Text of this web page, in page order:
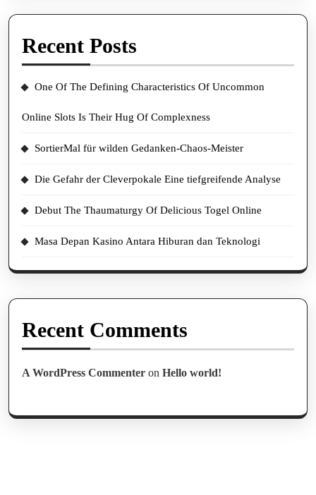
Recent Posts
One Of The Defining Characteristics Of Uncommon
Online Slots Is Their Hug Of Complexness
SortierMal für wilden Gedanken-Chaos-Meister
Die Gefahr der Cleverpokale Eine tiefgreifende Analyse
Debut The Thaumaturgy Of Delicious Togel Online
Masa Depan Kasino Antara Hiburan dan Teknologi
Recent Comments
A WordPress Commenter on Hello world!